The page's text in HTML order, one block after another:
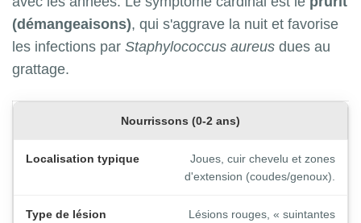
(démangeaisons), qui s'aggrave la nuit et favorise
les infections par Staphylococcus aureus dues au
grattage.
Nourrissons (0-2 ans)
Joues, cuir chevelu et zones
d'extension (coudes/genoux).
Lésions rouges, « suintantes